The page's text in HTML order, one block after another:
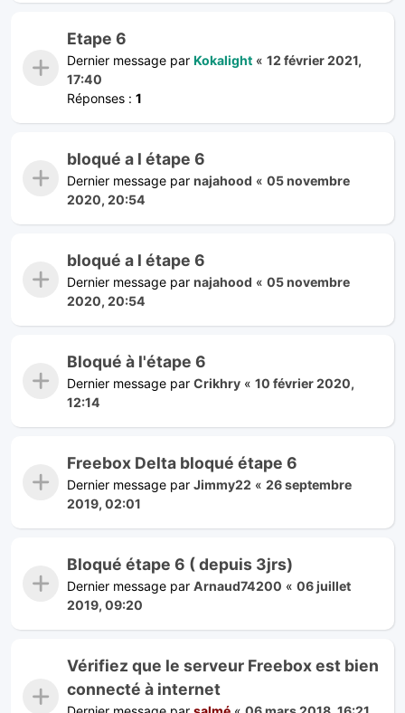
Etape 6
Dernier message par Kokalight « 12 février 2021,
17:40
Réponses : 1
bloqué a l étape 6
Dernier message par najahood « 05 novembre
2020, 20:54
bloqué a l étape 6
Dernier message par najahood « 05 novembre
2020, 20:54
Bloqué à l'étape 6
Dernier message par Crikhry « 10 février 2020,
12:14
Freebox Delta bloqué étape 6
Dernier message par Jimmy22 « 26 septembre
2019, 02:01
Bloqué étape 6 ( depuis 3jrs)
Dernier message par Arnaud74200 « 06 juillet
2019, 09:20
Vérifiez que le serveur Freebox est bien
connecté à internet